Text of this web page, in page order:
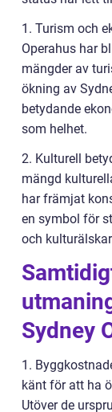
1. Turism och
Operahus har
mängder av
ökning av
betydande
som helhet.
2. Kulturell
mängd
har främjat
en symbol för
och
Sydney
1.
känt för att ha
Utöver de